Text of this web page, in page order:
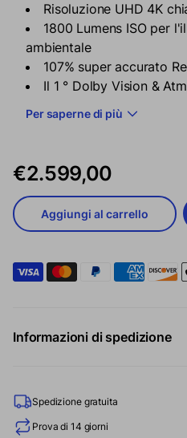
Risoluzione UHD 4K
1800 Lumens ISO per
ambientale
107% super accurato
Il 1 ° Dolby Vision &
mondo
Allm + Memc per il
massimo da 150 pollici
Design del suono su
Certificato Android TV
Per saperne di più
€2.599,00
Aggiungi al carrello
Informazioni di spedizione
Spedizione gratuita
Prova di 14 giorni